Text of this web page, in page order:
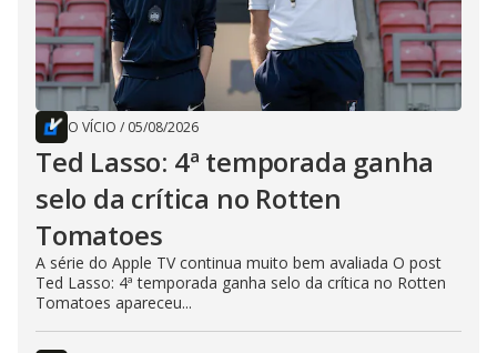
O VÍCIO / 05/08/2026
Ted Lasso: 4ª temporada ganha
selo da crítica no Rotten
Tomatoes
A série do Apple TV continua muito bem avaliada O post
Ted Lasso: 4ª temporada ganha selo da crítica no Rotten
Tomatoes apareceu...